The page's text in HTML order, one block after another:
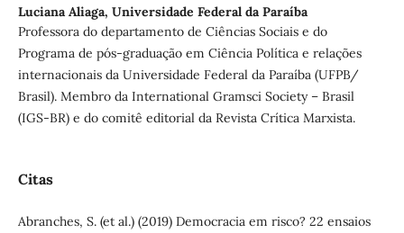
Luciana Aliaga, Universidade Federal da Paraíba
Professora do departamento de Ciências Sociais e do
Programa de pós-graduação em Ciência Política e relações
internacionais da Universidade Federal da Paraíba (UFPB/
Brasil). Membro da International Gramsci Society – Brasil
(IGS-BR) e do comitê editorial da Revista Crítica Marxista.
Citas
Abranches, S. (et al.) (2019) Democracia em risco? 22 ensaios